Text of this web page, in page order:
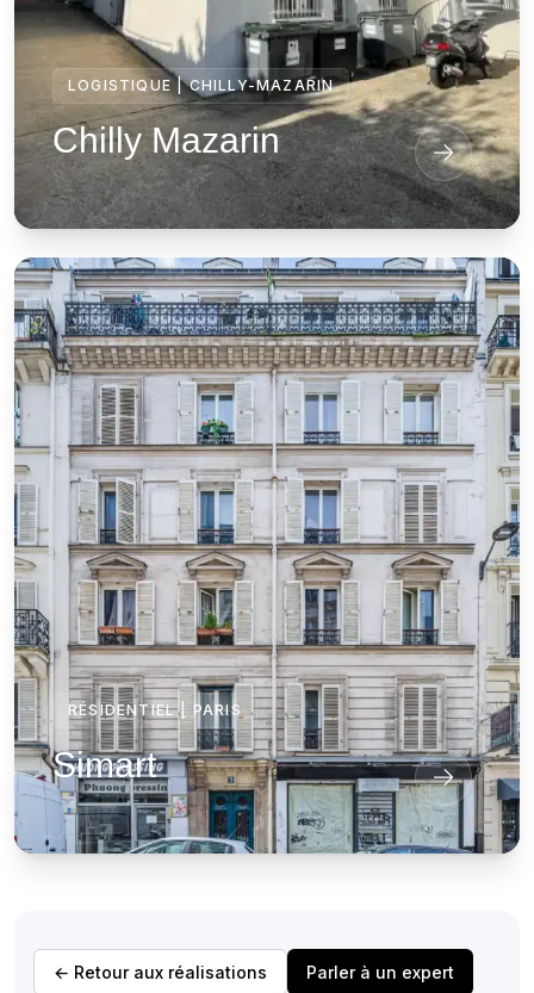
LOGISTIQUE | CHILLY-MAZARIN
Chilly Mazarin
RÉSIDENTIEL | PARIS
Simart
← Retour aux réalisations Parler à un expert